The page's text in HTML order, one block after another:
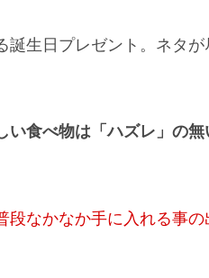
生日プレゼント。ネタが
い食べ物は「ハズレ」の
段なかなか手に入れる事の